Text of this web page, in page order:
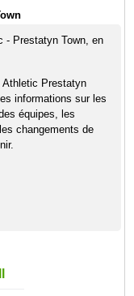
- Prestatyn Town, en
Prestatyn
informations sur les
équipes, les
changements de